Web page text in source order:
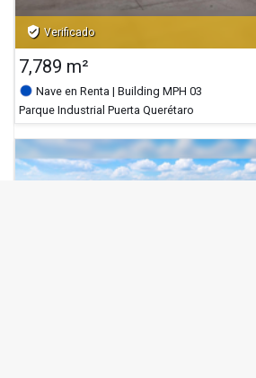
verified_user Verificado
7,789 m²
Nave en Renta | Building MPH 03
Parque Industrial Puerta Querétaro